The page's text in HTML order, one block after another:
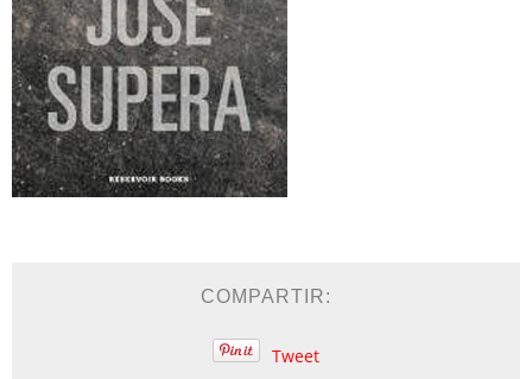
COMPARTIR:
Tweet